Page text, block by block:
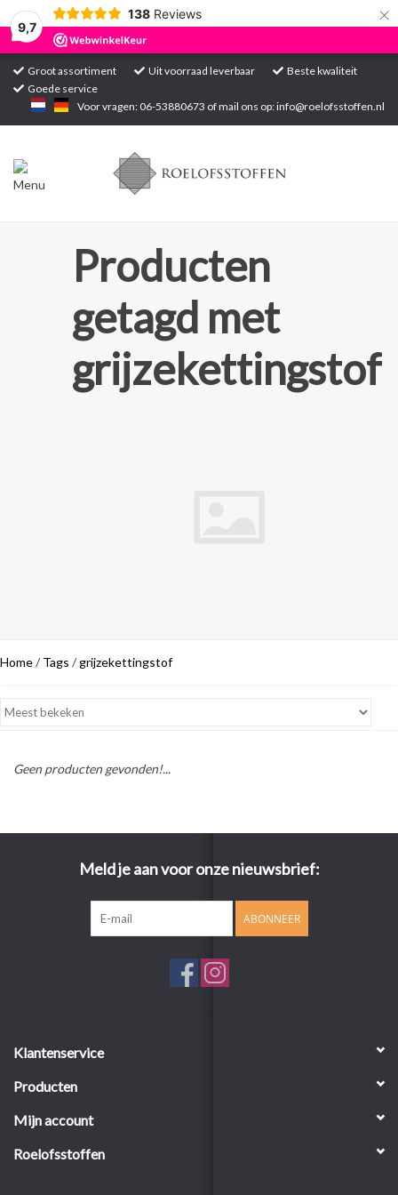
9,7
138 Reviews ×
Groot assortiment Uit voorraad leverbaar
Beste kwaliteit
Goede service
Voor vragen: 06-53880673 of mail ons op:info@roelofsstoffen.nl
Home
Producten
getagd met
grijzekettingstof
Home/ Tags /grijzekettingstof
Geen producten gevonden!...
Meld je aan voor onze nieuwsbrief:
ABONNEER
Klantenservice
Producten
Mijn account
Roelofsstoffen